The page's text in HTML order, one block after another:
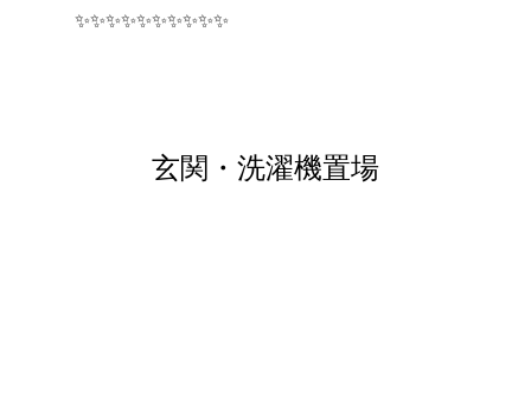
✨✨✨✨✨✨✨✨✨✨
玄関・洗濯機置場